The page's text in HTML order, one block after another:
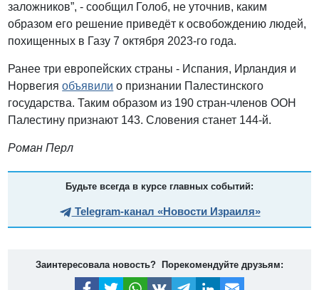
заложников”, - сообщил Голоб, не уточнив, каким
образом его решение приведёт к освобождению людей,
похищенных в Газу 7 октября 2023-го года.
Ранее три европейских страны - Испания, Ирландия и
Норвегияобъявили о признании Палестинского
государства. Таким образом из 190 стран-членов ООН
Палестину признают 143. Словения станет 144-й.
Роман Перл
Будьте всегда в курсе главных событий:
Telegram-канал «Новости Израиля»
Заинтересовала новость? Порекомендуйте друзьям: